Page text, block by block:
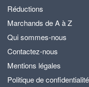
Réductions
Marchands de A à Z
Qui sommes-nous
Contactez-nous
Mentions légales
Politique de confidentialité